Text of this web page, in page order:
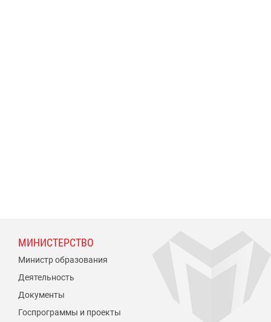
МИНИСТЕРСТВО
Министр образования
Деятельность
Документы
Госпрограммы и проекты